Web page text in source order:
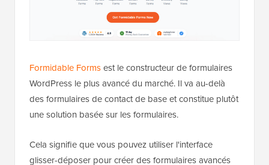
Formidable Formsest le constructeur de formulaires
WordPress le plus avancé du marché. Il va au-delà
des formulaires de contact de base et constitue plutôt
une solution basée sur les formulaires.
Cela signifie que vous pouvez utiliser l'interface
glisser-déposer pour créer des formulaires avancés